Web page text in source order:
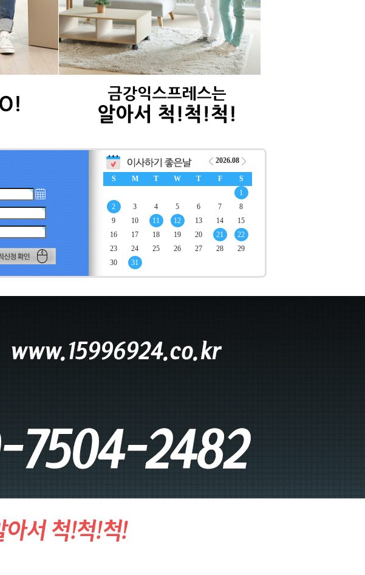
2026.08
S M T W T F
S
1
2
3 4 5 6 7
8
9
10 11 12 13 14
15
16
17 18 19 20 21
22
23
24 25 26 27 28
29
30
31